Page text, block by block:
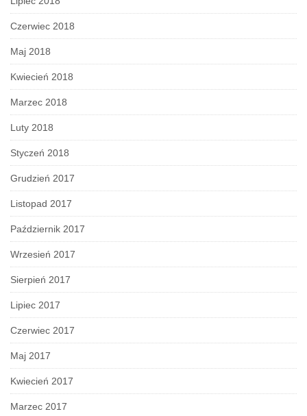
Czerwiec 2018
Maj 2018
Kwiecień 2018
Marzec 2018
Luty 2018
Styczeń 2018
Grudzień 2017
Listopad 2017
Październik 2017
Wrzesień 2017
Sierpień 2017
Lipiec 2017
Czerwiec 2017
Maj 2017
Kwiecień 2017
Marzec 2017